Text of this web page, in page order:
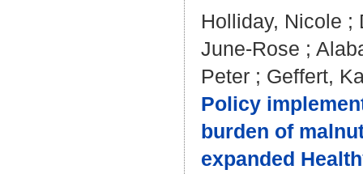
Holliday, Nicole ;
June-Rose ;
Peter ; Geffert,
Policy
burden of
expanded